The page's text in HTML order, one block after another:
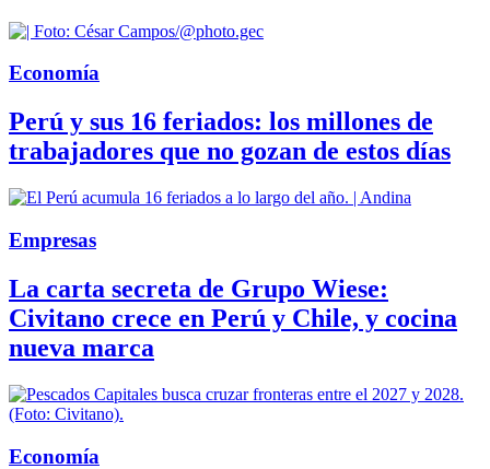
Economía
Perú y sus 16 feriados: los millones de
trabajadores que no gozan de estos días
Empresas
La carta secreta de Grupo Wiese:
Civitano crece en Perú y Chile, y cocina
nueva marca
Economía